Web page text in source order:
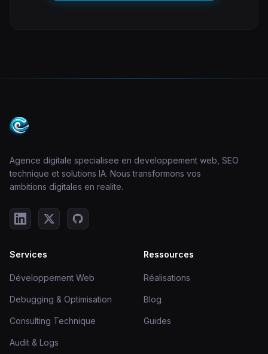
Agence digitale specialisee en developpement web, SEO
technique et solutions IA. Nous transformons vos
ambitions digitales en realite.
Services
Développement Web
Debugging & Optimisation
Consulting Technique
Audit & Logs
Ressources
Réalisations
Blog
Guides